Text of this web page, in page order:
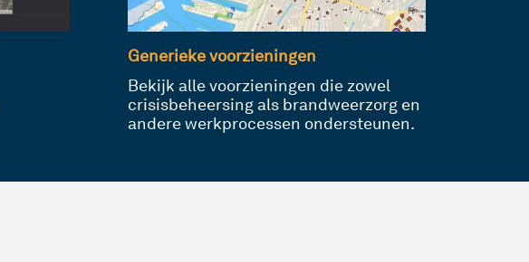
Generieke voorzieningen
Bekijk alle voorzieningen die zowel
crisisbeheersing als brandweerzorg en
andere werkprocessen ondersteunen.